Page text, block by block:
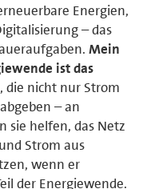
Energien,
– das
Mein
ist das
die nicht nur Strom
– an
sie helfen, das Netz
Strom aus
wenn er
der Energiewende.